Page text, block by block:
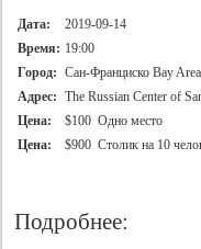
Дата:
2019-09-14
Время: 19:00
Город: Сан-Франциско Bay Area
Адрес: The Russian Center of
Цена:
$100 Одно место
Цена:
$900 Столик на 10
Подробнее: